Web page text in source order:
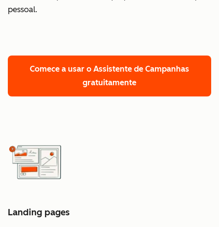
pessoal.
Comece a usar o Assistente de Campanhas
gratuitamente
Landing pages